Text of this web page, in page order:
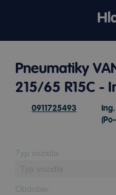
Pneumatiky
215/65 R15C -
0911725493
Typ vozidla:
Obdobie: